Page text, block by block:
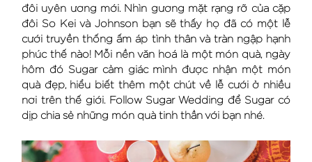
đôi uyên ương mới. Nhìn gương mặt rạng rỡ của cặp
đôi So Kei và Johnson bạn sẽ thấy họ đã có một lễ
cưới truyền thống ấm áp tình thân và tràn ngập hạnh
phúc thế nào! Mỗi nền văn hoá là một món quà, ngày
hôm đó Sugar cảm giác mình được nhận một món
quà đẹp, hiểu biết thêm một chút về lễ cưới ở nhiều
nơi trên thế giới. Follow Sugar Wedding để Sugar có
dịp chia sẻ những món quà tinh thần với bạn nhé.